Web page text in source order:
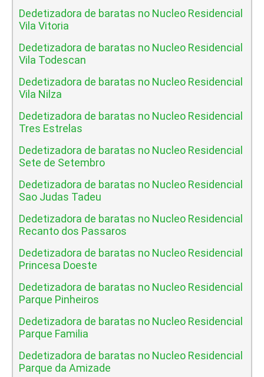
Dedetizadora de baratas no Nucleo Residencial
Vila Vitoria
Dedetizadora de baratas no Nucleo Residencial
Vila Todescan
Dedetizadora de baratas no Nucleo Residencial
Vila Nilza
Dedetizadora de baratas no Nucleo Residencial
Tres Estrelas
Dedetizadora de baratas no Nucleo Residencial
Sete de Setembro
Dedetizadora de baratas no Nucleo Residencial
Sao Judas Tadeu
Dedetizadora de baratas no Nucleo Residencial
Recanto dos Passaros
Dedetizadora de baratas no Nucleo Residencial
Princesa Doeste
Dedetizadora de baratas no Nucleo Residencial
Parque Pinheiros
Dedetizadora de baratas no Nucleo Residencial
Parque Familia
Dedetizadora de baratas no Nucleo Residencial
Parque da Amizade